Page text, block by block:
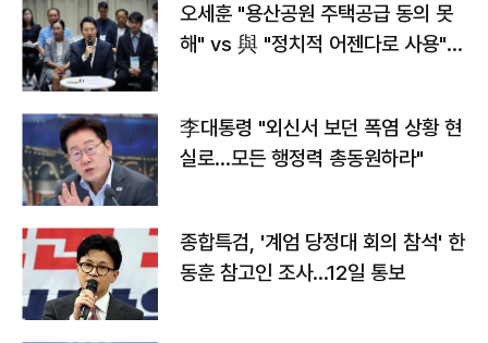
오세훈 "용산공원 주택공급 동의 못
해" vs 與 "정치적 어젠다로 사용"
李대통령 "외신서 보던 폭염 상황 현
실로…모든 행정력 총동원하라"
종합특검, '계엄 당정대 회의 참석' 한
동훈 참고인 조사...12일 통보